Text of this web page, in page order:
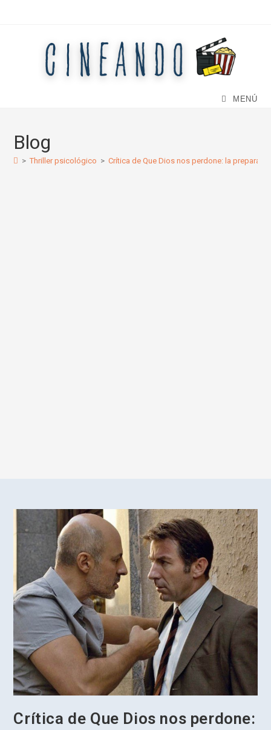
MENÚ
Blog
> Thriller psicológico > Crítica de Que Dios nos perdone: la
Crítica de Que Dios nos perdone: